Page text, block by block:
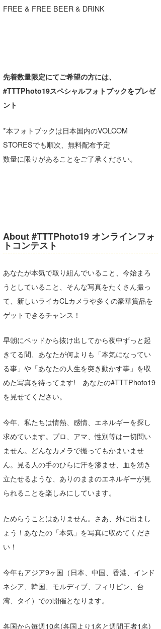
FREE & FREE BEER & DRINK
先着数量限定にてご希望の方には、
#TTTPhoto19スペシャルフォトブックをプレゼ
ント
*本フォトブックは日本国内のVOLCOM
STORESでも順次、無料配布予定
数量に限りがあることをご了承ください。
About #TTTPhoto19 オンラインフォ
トコンテスト
あなたが本気で取り組んでいること、今始まろ
うとしていること、そんな写真をたくさん撮っ
て、新しいライカCLカメラや多くの豪華賞品を
ゲットできるチャンス！
早朝にベッドから抜け出してから夜中ずっと起
きてる間、あなたが何よりも「本気になってい
る事」や「あなたの人生を突き動かす事」を収
めた写真を待ってます! あなたの#TTTPhoto19
を見せてください。
今年、私たちは情熱、感情、エネルギーを探し
求めています。プロ、アマ、性別等は一切問い
ません。どんなカメラで撮ってもかまいませ
ん。見る人の手のひらに汗を滲ませ、血を湧き
立たせるような、ありのままのエネルギーが見
られることを楽しみにしています。
ためらうことはありません。さあ、外に出まし
ょう！あなたの「本気」を写真に収めてくださ
い！
今年もアジア9ヶ国（日本、中国、香港、インド
ネシア、韓国、モルディブ、フィリピン、台
湾、タイ）での開催となります。
各国から毎週10名(各国より1名と週間王者1名)
banpaku
Romisea